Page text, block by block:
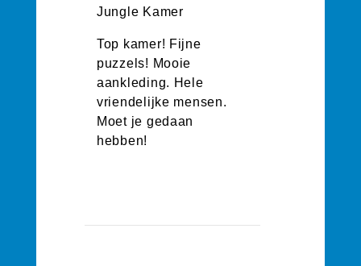
Jungle Kamer
Top kamer! Fijne
puzzels! Mooie
aankleding. Hele
vriendelijke mensen.
Moet je gedaan
hebben!